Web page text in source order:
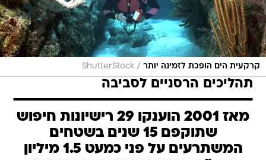
קרקעית הים הופכת לזמינה יותר /
ShutterStock
תהליכים הרסניים לסביבה
מאז 2001 הוענקו 29 רישיונות חיפוש
שתוקפם 15 שנים בשטחים
המשתרעים על פני כמעט 1.5 מיליון